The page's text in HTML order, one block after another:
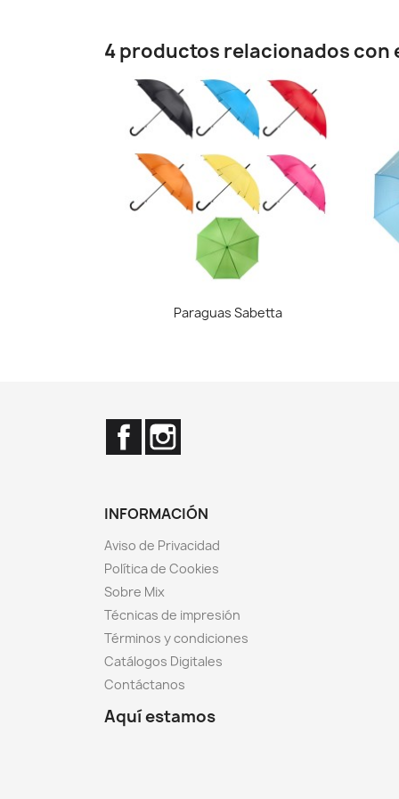
4 productos relacionados con
Vista rápida
Paraguas Sabetta
Facebook
INFORMACIÓN
Aviso de Privacidad
Política de Cookies
Sobre Mix
Técnicas de impresión
Términos y condiciones
Catálogos Digitales
Contáctanos
Aquí estamos